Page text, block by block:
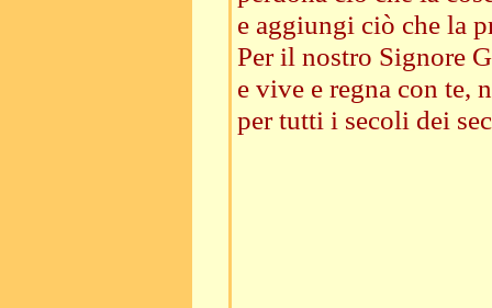
e aggiungi ciò che la
Per il nostro Signore
e vive e regna con te,
per tutti i secoli dei